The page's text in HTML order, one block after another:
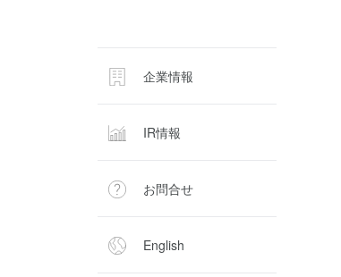
企業情報
IR情報
お問合せ
English